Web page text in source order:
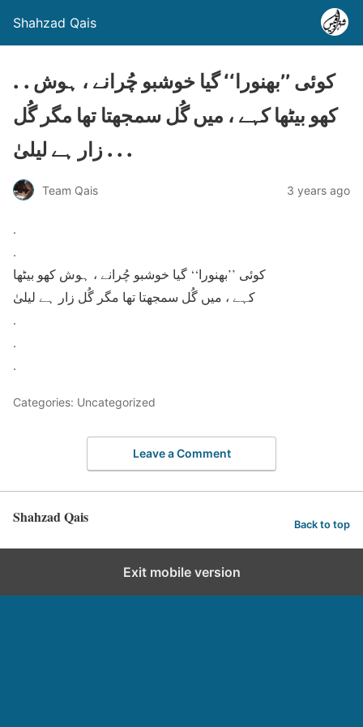
Shahzad Qais
. . کوئی ’’بھنورا‘‘ گیا خوشبو چُرانے ، ہوش
کھو بیٹھا کہے ، میں گُل سمجھتا تھا مگر گُل
زار ہے لیلیٰ . . .
Team Qais 3 years ago
.
.
کوئی ’’بھنورا‘‘ گیا خوشبو چُرانے ، ہوش کھو بیٹھا
کہے ، میں گُل سمجھتا تھا مگر گُل زار ہے لیلیٰ
.
.
.
Categories: Uncategorized
Leave a Comment
Shahzad Qais Back to top
Exit mobile version